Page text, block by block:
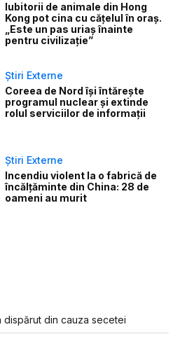
Iubitorii de animale din Hong
Kong pot cina cu cățelul în oraș.
„Este un pas uriaș înainte
pentru civilizație”
Știri Externe
Coreea de Nord își întărește
programul nuclear și extinde
rolul serviciilor de informații
Știri Externe
Incendiu violent la o fabrică de
încălţăminte din China: 28 de
oameni au murit
dispărut din cauza secetei